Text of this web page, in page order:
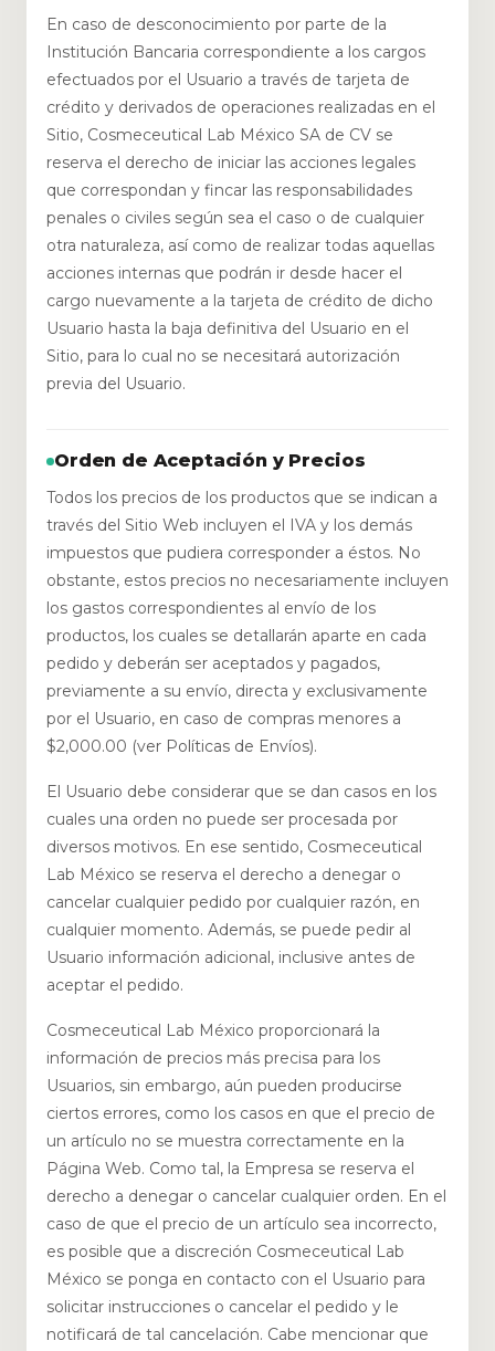
En caso de desconocimiento por parte de la
Institución Bancaria correspondiente a los cargos
efectuados por el Usuario a través de tarjeta de
crédito y derivados de operaciones realizadas en el
Sitio, Cosmeceutical Lab México SA de CV se
reserva el derecho de iniciar las acciones legales
que correspondan y fincar las responsabilidades
penales o civiles según sea el caso o de cualquier
otra naturaleza, así como de realizar todas aquellas
acciones internas que podrán ir desde hacer el
cargo nuevamente a la tarjeta de crédito de dicho
Usuario hasta la baja definitiva del Usuario en el
Sitio, para lo cual no se necesitará autorización
previa del Usuario.
Orden de Aceptación y Precios
Todos los precios de los productos que se indican a
través del Sitio Web incluyen el IVA y los demás
impuestos que pudiera corresponder a éstos. No
obstante, estos precios no necesariamente incluyen
los gastos correspondientes al envío de los
productos, los cuales se detallarán aparte en cada
pedido y deberán ser aceptados y pagados,
previamente a su envío, directa y exclusivamente
por el Usuario, en caso de compras menores a
$2,000.00 (ver Políticas de Envíos).
El Usuario debe considerar que se dan casos en los
cuales una orden no puede ser procesada por
diversos motivos. En ese sentido, Cosmeceutical
Lab México se reserva el derecho a denegar o
cancelar cualquier pedido por cualquier razón, en
cualquier momento. Además, se puede pedir al
Usuario información adicional, inclusive antes de
aceptar el pedido.
Cosmeceutical Lab México proporcionará la
información de precios más precisa para los
Usuarios, sin embargo, aún pueden producirse
ciertos errores, como los casos en que el precio de
un artículo no se muestra correctamente en la
Página Web. Como tal, la Empresa se reserva el
derecho a denegar o cancelar cualquier orden. En el
caso de que el precio de un artículo sea incorrecto,
es posible que a discreción Cosmeceutical Lab
México se ponga en contacto con el Usuario para
solicitar instrucciones o cancelar el pedido y le
notificará de tal cancelación. Cabe mencionar que